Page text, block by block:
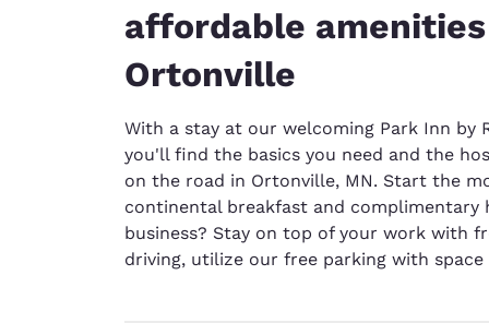
affordable
Ortonville
With a stay at our welcoming Park Inn by
you'll find the basics you need and the
on the road in Ortonville, MN. Start the
continental breakfast and complimentary
business? Stay on top of your work with
driving, utilize our free parking with